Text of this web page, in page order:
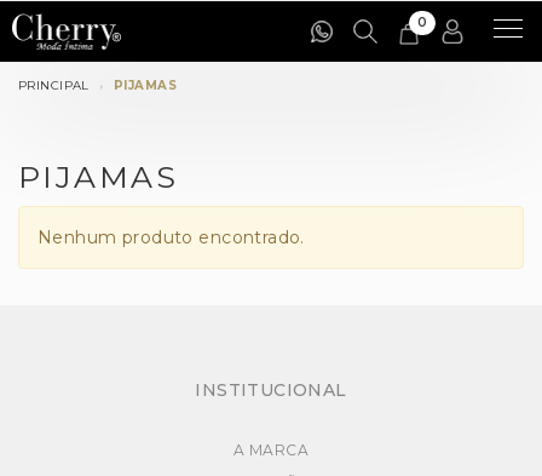
0
PRINCIPAL PIJAMAS
PIJAMAS
Nenhum produto encontrado.
INSTITUCIONAL
A MARCA